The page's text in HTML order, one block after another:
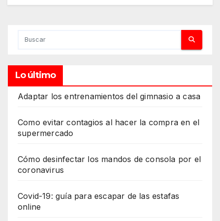
Lo último
Adaptar los entrenamientos del gimnasio a casa
Como evitar contagios al hacer la compra en el
supermercado
Cómo desinfectar los mandos de consola por el
coronavirus
Covid-19: guía para escapar de las estafas
online